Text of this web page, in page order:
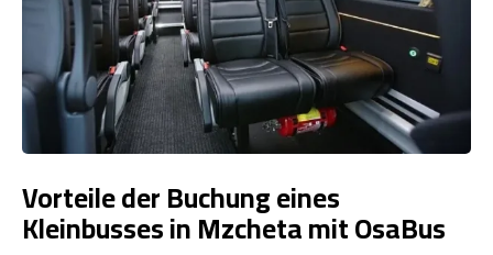
Vorteile der Buchung eines
Kleinbusses in Mzcheta mit OsaBus